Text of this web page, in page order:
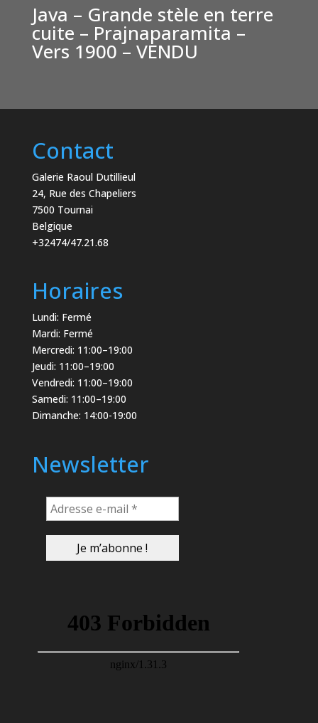
Java – Grande stèle en terre
cuite – Prajnaparamita –
Vers 1900 – VENDU
Contact
Galerie Raoul Dutillieul
24, Rue des Chapeliers
7500 Tournai
Belgique
+32474/47.21.68
Horaires
Lundi: Fermé
Mardi: Fermé
Mercredi: 11:00–19:00
Jeudi: 11:00–19:00
Vendredi: 11:00–19:00
Samedi: 11:00–19:00
Dimanche: 14:00-19:00
Newsletter